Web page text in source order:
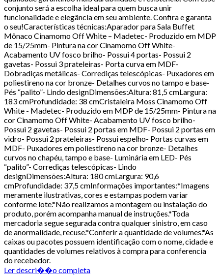
conjunto será a escolha ideal para quem busca unir
funcionalidade e elegância em seu ambiente. Confira e garanta
o seu!Características técnicas:Aparador para Sala Buffet
Mônaco Cinamomo Off White – Madetec- Produzido em MDP
de 15/25mm- Pintura na cor Cinamomo Off White-
Acabamento UV fosco brilho- Possui 4 portas- Possui 2
gavetas- Possui 3 prateleiras- Porta curva em MDF-
Dobradiças metálicas- Corrediças telescópicas- Puxadores em
poliestireno na cor bronze- Detalhes curvos no tampo e base-
Pés “palito”- Lindo designDimensões:Altura: 81,5 cmLargura:
183 cmProfundidade: 38 cmCristaleira Moss Cinamomo Off
White - Madetec- Produzido em MDP de 15/25mm- Pintura na
cor Cinamomo Off White- Acabamento UV fosco brilho-
Possui 2 gavetas- Possui 2 portas em MDF- Possui 2 portas em
vidro- Possui 2 prateleiras- Possui espelho- Portas curvas em
MDF- Puxadores em poliestireno na cor bronze- Detalhes
curvos no chapéu, tampo e base- Luminária em LED- Pés
“palito”- Corrediças telescópicas- Lindo
designDimensões:Altura: 180 cmLargura: 90,6
cmProfundidade: 37,5 cmInformações importantes:*Imagens
meramente ilustrativas, cores e estampas podem variar
conforme lote.*Não realizamos a montagem ou instalação do
produto, porém acompanha manual de instruções.*Toda
mercadoria segue segurada contra qualquer sinistro, em caso
de anormalidade, recuse.*Conferir a quantidade de volumes.*As
caixas ou pacotes possuem identificação com o nome, cidade e
quantidades de volumes relativos à compra para conferencia
do recebedor.
Ler descri��o completa